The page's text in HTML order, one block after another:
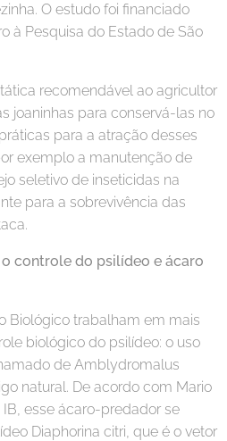
O estudo foi financiado
à Pesquisa do Estado de São
recomendável ao agricultor
joaninhas para conservá-las no
para a atração desses
exemplo a manutenção de
seletivo de inseticidas na
para a sobrevivência das
controle do psilídeo e ácaro
Biológico trabalham em mais
biológico do psilídeo: o uso
de Amblydromalus
natural. De acordo com Mario
esse ácaro-predador se
Diaphorina citri, que é o vetor